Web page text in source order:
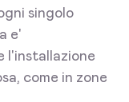
singolo
e'
l'installazione
come in zone